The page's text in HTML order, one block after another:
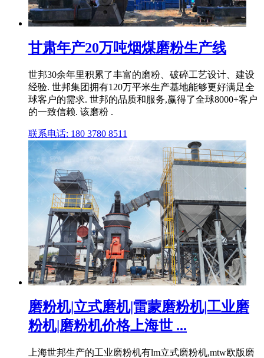
甘肃年产20万吨烟煤磨粉生产线
世邦30余年里积累了丰富的磨粉、破碎工艺设计、建设
经验. 世邦集团拥有120万平米生产基地能够更好满足全
球客户的需求. 世邦的品质和服务,赢得了全球8000+客户
的一致信赖. 该磨粉 .
联系电话: 180 3780 8511
磨粉机|立式磨机|雷蒙磨粉机|工业磨
粉机|磨粉机价格上海世 ...
上海世邦生产的工业磨粉机有lm立式磨粉机,mtw欧版磨